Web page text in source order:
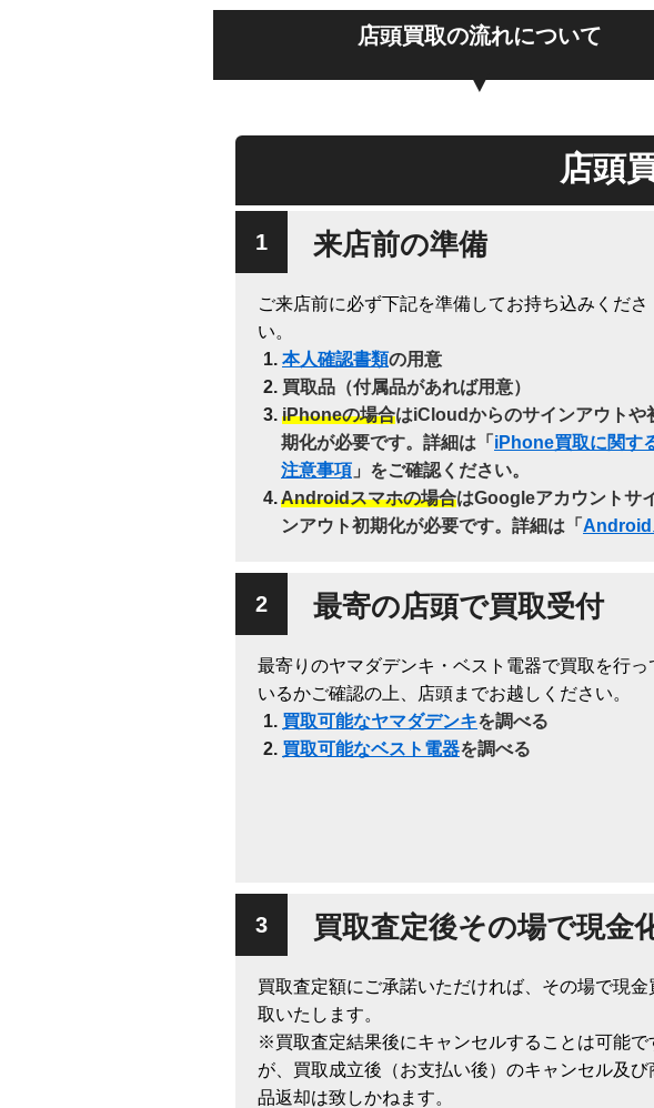
店頭買取の流れについて
店頭
来店前の準備
ご来店前に必ず下記を準備してお持ち込みくださ
い。
本人確認書類の用意
買取品（付属品があれば用意）
iPhoneの場合はiCloudからのサインアウトや
期化が必要です。詳細は「 iPhone買取に関す
注意事項 」をご確認ください。
Androidスマホの場合はGoogleアカウントサ
ンアウト初期化が必要です。詳細は「 Android
最寄の店頭で買取受付
最寄りのヤマダデンキ・ベスト電器で買取を行っ
いるかご確認の上、店頭までお越しください。
買取可能なヤマダデンキを調べる
買取可能なベスト電器を調べる
買取査定後その場で現金
買取査定額にご承諾いただければ、その場で現金
取いたします。
※買取査定結果後にキャンセルすることは可能で
が、買取成立後（お支払い後）のキャンセル及び
品返却は致しかねます。